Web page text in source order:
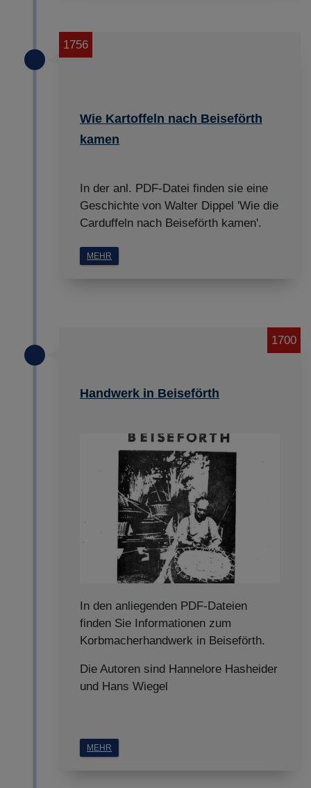
Wie Kartoffeln nach Beiseförth
kamen
1756
In der anl. PDF-Datei finden sie eine
Geschichte von Walter Dippel 'Wie die
Carduffeln nach Beiseförth kamen'.
MEHR
Handwerk in Beiseförth
1700
In den anliegenden PDF-Dateien
finden Sie Informationen zum
Korbmacherhandwerk in Beiseförth.
Die Autoren sind Hannelore Hasheider
und Hans Wiegel
MEHR